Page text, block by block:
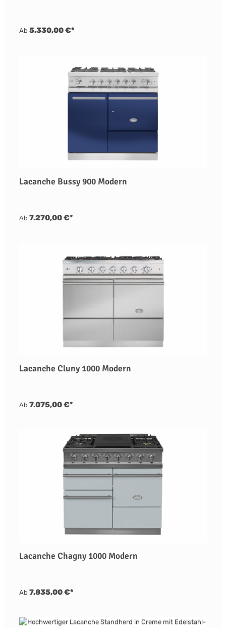
Ab 5.330,00 €*
Lacanche Bussy 900 Modern
Ab 7.270,00 €*
Lacanche Cluny 1000 Modern
Ab 7.075,00 €*
Lacanche Chagny 1000 Modern
Ab 7.835,00 €*